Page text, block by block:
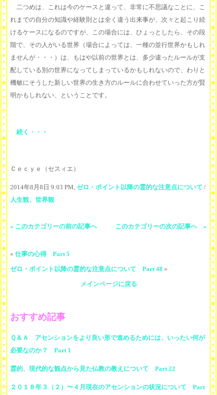
二つめは、これは今のケースと違って、非常に不思議なことに、こ
れまでの自分の知識や経験則とは全く違う出来事が、次々と起こり続
けるケースになるのですが、この場合には、ひょっとしたら、その段
階で、その人がいる世界（場合によっては、一種の並行世界かもしれ
ませんが・・・）は、もはや以前の世界とは、多少違ったルールが支
配している別の世界になってしまっているかもしれないので、わりと
機敏にそうした新しい世界の生き方のルールに合わせていった方が賢
明かもしれない、ということです。
続く・・・
Ｃｅｃｙｅ（セスィエ）
2014年8月8日 9:03 PM, ゼロ・ポイント以降の霊的な注意点について /
人生観、世界観
« このカテゴリーの前の記事へ このカテゴリーの次の記事へ »
« 仕事の心得 Part 5
ゼロ・ポイント以降の霊的な注意点について Part 48 »
メインページに戻る
おすすめ記事
Ｑ＆Ａ アセンションをより良い形で進めるためには、いったい何が
必要なのか？ Part 1
霊的、現代的な観点から見た仏教の教えについて Part 22
２０１８年３（２）〜４月現在のアセンションの状況について Part